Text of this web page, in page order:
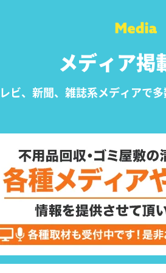
メディア掲
ビ、新聞、雑誌系メディアで